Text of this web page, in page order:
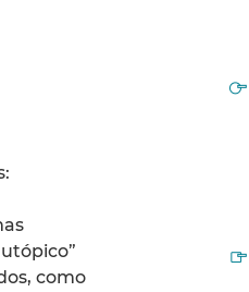
como